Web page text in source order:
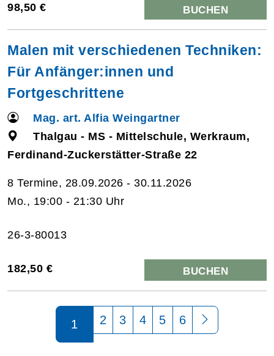
98,50 € BUCHEN
Malen mit verschiedenen Techniken:
Für Anfänger:innen und
Fortgeschrittene
Mag. art. Alfia Weingartner
Thalgau - MS - Mittelschule, Werkraum,
Ferdinand-Zuckerstätter-Straße 22
8 Termine, 28.09.2026 - 30.11.2026
Mo., 19:00 - 21:30 Uhr
26-3-80013
182,50 € BUCHEN
Seite 1 von 6
1 2 3 4 5 6